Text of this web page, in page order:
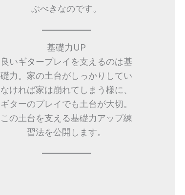
ぶべきなのです。
基礎力UP
良いギタープレイを支えるのは基
礎力。家の土台がしっかりしてい
なければ家は崩れてしまう様に、
ギターのプレイでも土台が大切。
この土台を支える基礎力アップ練
習法を公開します。